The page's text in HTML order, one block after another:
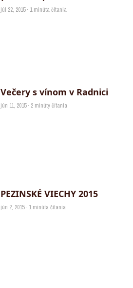
júl 22, 2015 · 1 minúta čítania
Večery s vínom v Radnici
jún 11, 2015 · 2 minúty čítania
PEZINSKÉ VIECHY 2015
jún 2, 2015 · 1 minúta čítania